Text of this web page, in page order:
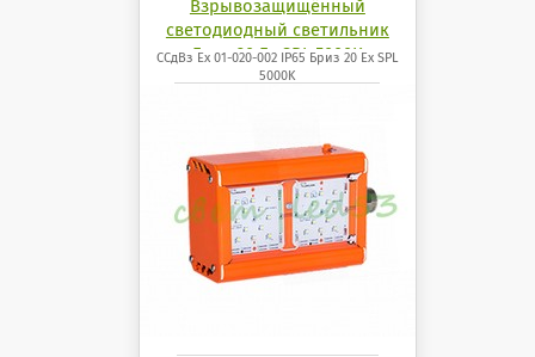
Взрывозащищённый
светодиодный светильник
Бриз 20 Ех SPL 5000K
ССдВз Ех 01-020-002 IP65 Бриз 20 Ех SPL
5000K